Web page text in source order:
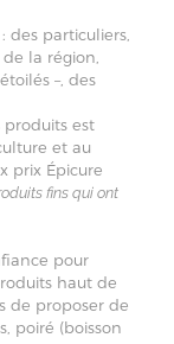
des particuliers,
la région,
–, des
produits est
et au
prix Épicure
fins qui ont
pour
haut de
de proposer de
poiré (boisson